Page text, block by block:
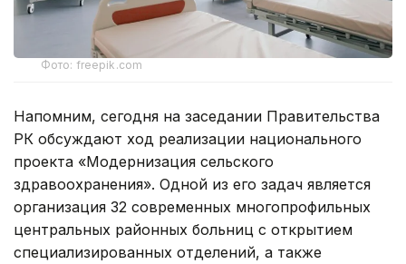
Фото: freepik.com
Напомним, сегодня на заседании Правительства
РК обсуждают ход реализации национального
проекта «Модернизация сельского
здравоохранения». Одной из его задач является
организация 32 современных многопрофильных
центральных районных больниц с открытием
специализированных отделений, а также